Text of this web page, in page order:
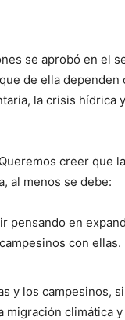
se aprobó en el
de ella dependen
la crisis hídrica
creer que
al menos se debe:
pensando en
con
y los campesinos,
migración climática